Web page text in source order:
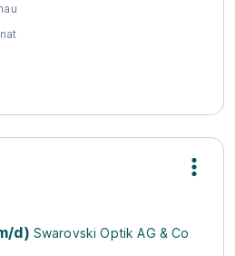
d) Swarovski Optik AG & Co